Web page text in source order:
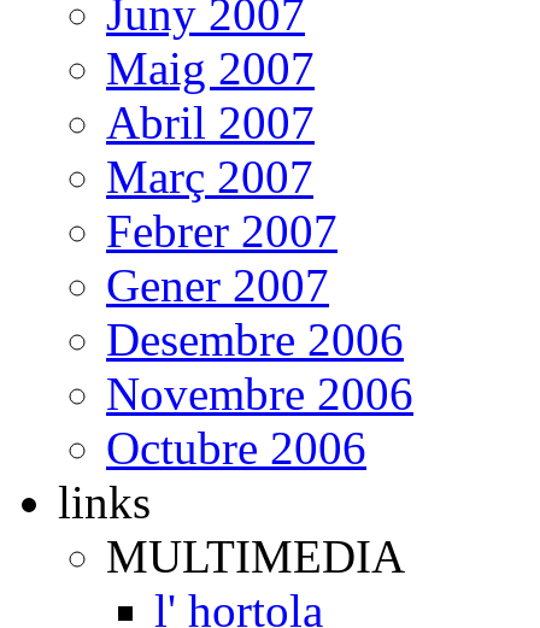
Juny 2007
Maig 2007
Abril 2007
Març 2007
Febrer 2007
Gener 2007
Desembre 2006
Novembre 2006
Octubre 2006
links
MULTIMEDIA
l' hortola